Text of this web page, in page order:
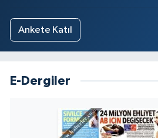
Ankete Katıl
E-Dergiler